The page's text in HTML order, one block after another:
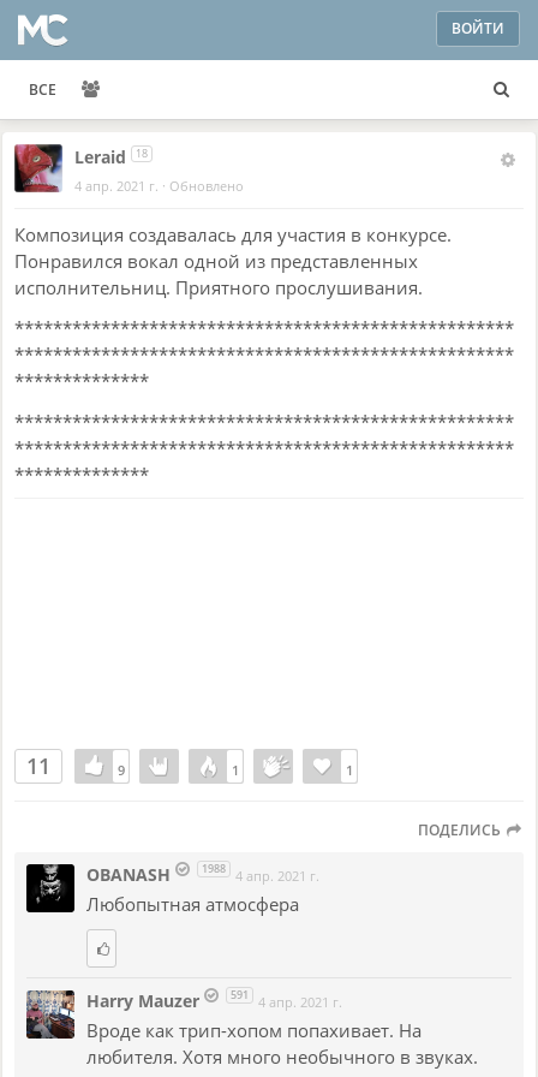
ВОЙТИ
ВСЕ
Leraid 18
4 апр. 2021 г. · Обновлено
Композиция создавалась для участия в конкурсе.
Понравился вокал одной из представленных
исполнительниц. Приятного прослушивания.
****************************************************
****************************************************
**************
****************************************************
****************************************************
**************
11 9
9 11 11
ПОДЕЛИСЬ
OBANASH 1988 4 апр. 2021 г.
Любопытная атмосфера
Harry Mauzer 591 4 апр. 2021 г.
Вроде как трип-хопом попахивает. На
любителя. Хотя много необычного в звуках.